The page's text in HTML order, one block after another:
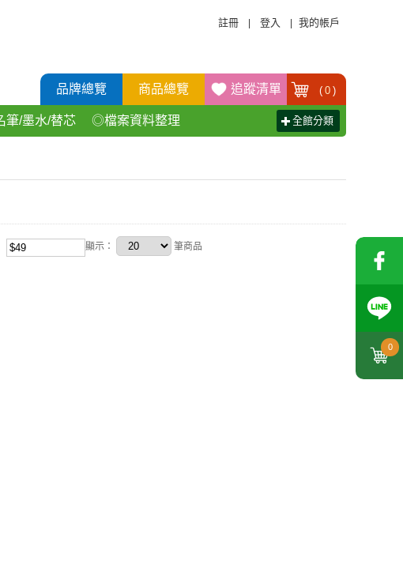
0
註冊 登入 我的帳戶
品牌總覽 商品總覽 追蹤清單 ( 0 )
/墨水/替芯 ◎檔案資料整理 全館分類
顯示： 筆商品